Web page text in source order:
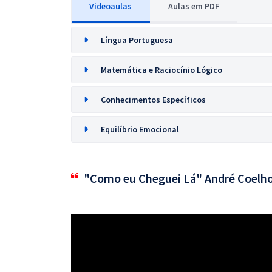
Videoaulas Aulas em PDF
Língua Portuguesa
Matemática e Raciocínio Lógico
Conhecimentos Específicos
Equilíbrio Emocional
"Como eu Cheguei Lá" André